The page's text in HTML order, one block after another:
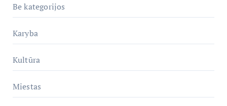
Be kategorijos
Karyba
Kultūra
Miestas